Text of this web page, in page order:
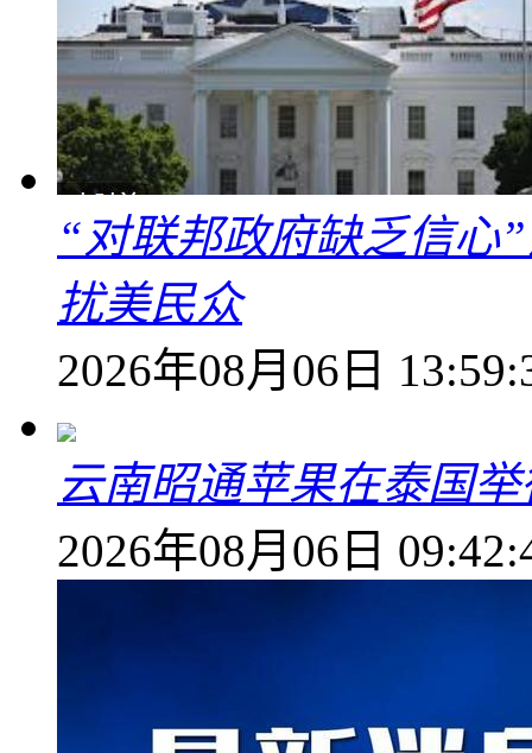
“对联邦政府缺乏信心
扰美民众
2026年08月06日
云南昭通苹果在泰国
2026年08月06日